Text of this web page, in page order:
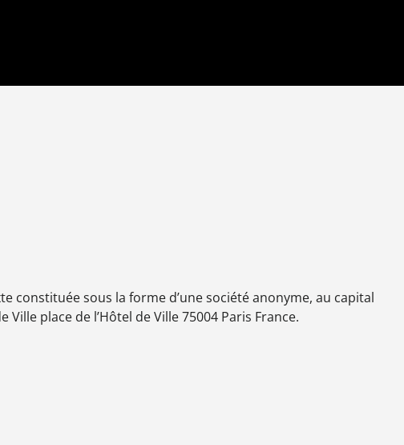
constituée sous la forme d’une société anonyme, au capital
Ville place de l’Hôtel de Ville 75004 Paris France.